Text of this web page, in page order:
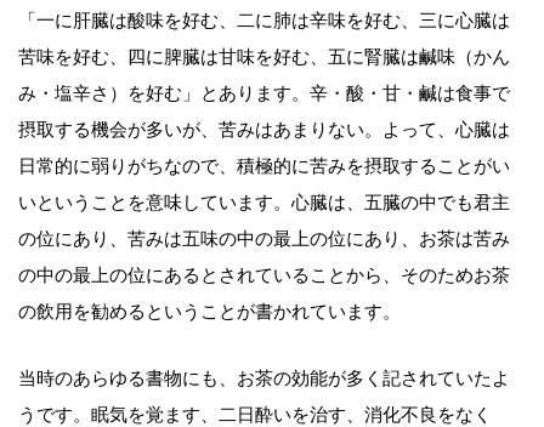
「一に肝臓は酸味を好む、二に肺は辛味を好む、三に心臓は
苦味を好む、四に脾臓は甘味を好む、五に腎臓は鹹味（かん
み・塩辛さ）を好む」とあります。辛・酸・甘・鹹は食事で
摂取する機会が多いが、苦みはあまりない。よって、心臓は
日常的に弱りがちなので、積極的に苦みを摂取することがい
いということを意味しています。心臓は、五臓の中でも君主
の位にあり、苦みは五味の中の最上の位にあり、お茶は苦み
の中の最上の位にあるとされていることから、そのためお茶
の飲用を勧めるということが書かれています。
当時のあらゆる書物にも、お茶の効能が多く記されていたよ
うです。眠気を覚ます、二日酔いを治す、消化不良をなく